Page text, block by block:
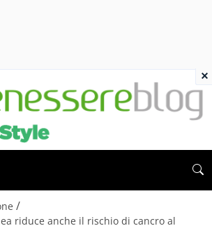
/
riduce anche il rischio di cancro al
×